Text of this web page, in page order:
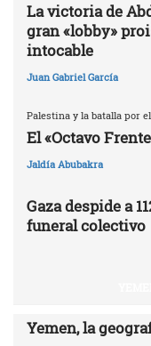
La victoria de
gran «lobby»
intocable
Juan Gabriel García
Palestina y la batalla por
El «Octavo
Jaldía Abubakra
Gaza despide a
funeral colectivo
Yemen, la